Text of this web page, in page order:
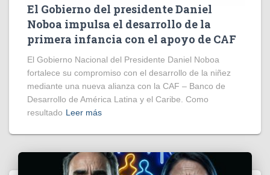
El Gobierno del presidente Daniel
Noboa impulsa el desarrollo de la
primera infancia con el apoyo de CAF
El Gobierno Nacional del Presidente Daniel Noboa
fortalece su compromiso con el desarrollo de la niñez
mediante una nueva alianza con la CAF – Banco de
Desarrollo de América Latina y el Caribe. Como
resultado Leer más